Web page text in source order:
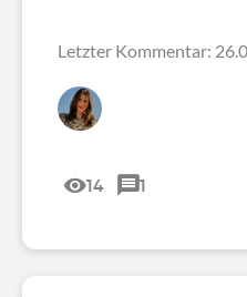
Letzter Kommentar:
14 1